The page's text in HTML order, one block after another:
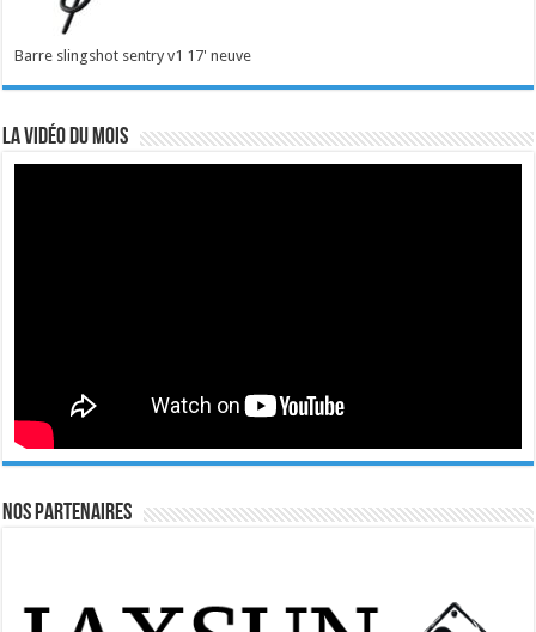
Barre slingshot sentry v1 17' neuve
La vidéo du mois
Nos Partenaires